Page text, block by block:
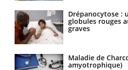
Drépanocytose :
globules rouges
graves
Maladie de
amyotrophique)